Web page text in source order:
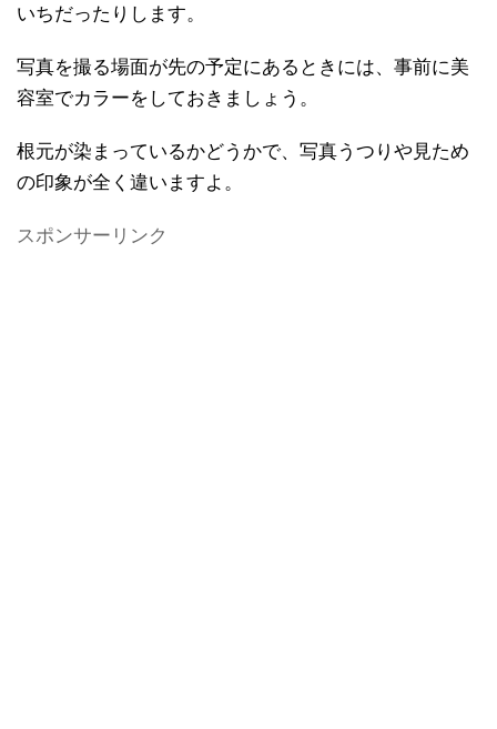
いちだったりします。
写真を撮る場面が先の予定にあるときには、事前に美
容室でカラーをしておきましょう。
根元が染まっているかどうかで、写真うつりや見ため
の印象が全く違いますよ。
スポンサーリンク